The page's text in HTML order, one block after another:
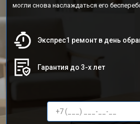
могли снова наслаждаться его
Экспрес1 ремонт в день
Гарантия до 3-х лет